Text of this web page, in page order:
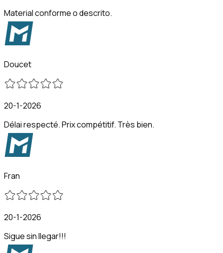
Material conforme o descrito.
Doucet
20-1-2026
Délai respecté. Prix compétitif. Très bien.
Fran
20-1-2026
Sigue sin llegar!!!